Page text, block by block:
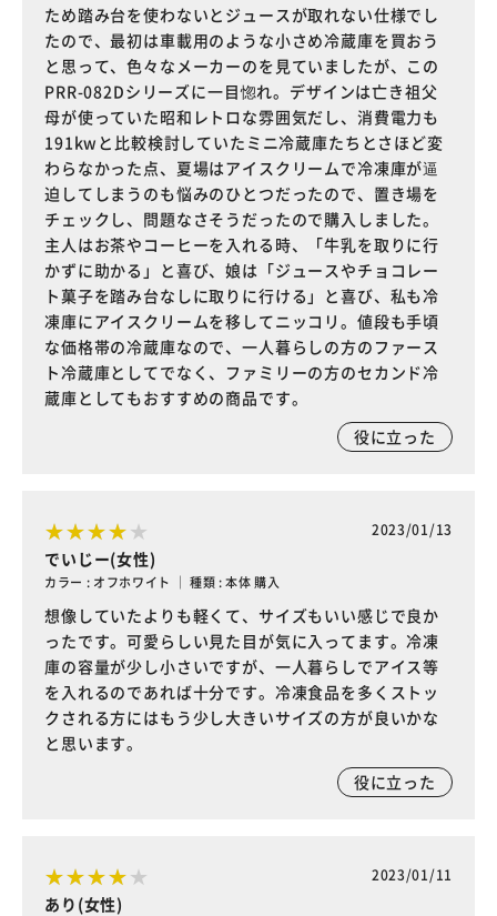
ため踏み台を使わないとジュースが取れない仕様でし
たので、最初は車載用のような小さめ冷蔵庫を買おう
と思って、色々なメーカーのを見ていましたが、この
PRR-082Dシリーズに一目惚れ。デザインは亡き祖父
母が使っていた昭和レトロな雰囲気だし、消費電力も
191kwと比較検討していたミニ冷蔵庫たちとさほど変
わらなかった点、夏場はアイスクリームで冷凍庫が逼
迫してしまうのも悩みのひとつだったので、置き場を
チェックし、問題なさそうだったので購入しました。
主人はお茶やコーヒーを入れる時、「牛乳を取りに行
かずに助かる」と喜び、娘は「ジュースやチョコレー
ト菓子を踏み台なしに取りに行ける」と喜び、私も冷
凍庫にアイスクリームを移してニッコリ。値段も手頃
な価格帯の冷蔵庫なので、一人暮らしの方のファース
ト冷蔵庫としてでなく、ファミリーの方のセカンド冷
蔵庫としてもおすすめの商品です。
役に立った
2023/01/13
でいじー(女性)
カラー : オフホワイト ｜ 種類 : 本体 購入
想像していたよりも軽くて、サイズもいい感じで良か
ったです。可愛らしい見た目が気に入ってます。冷凍
庫の容量が少し小さいですが、一人暮らしでアイス等
を入れるのであれば十分です。冷凍食品を多くストッ
クされる方にはもう少し大きいサイズの方が良いかな
と思います。
役に立った
2023/01/11
あり(女性)